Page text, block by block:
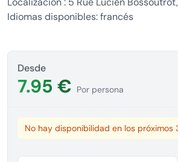
Idiomas disponibles: francés
Desde
7.95 € Por persona
No hay disponibilidad en los próximos